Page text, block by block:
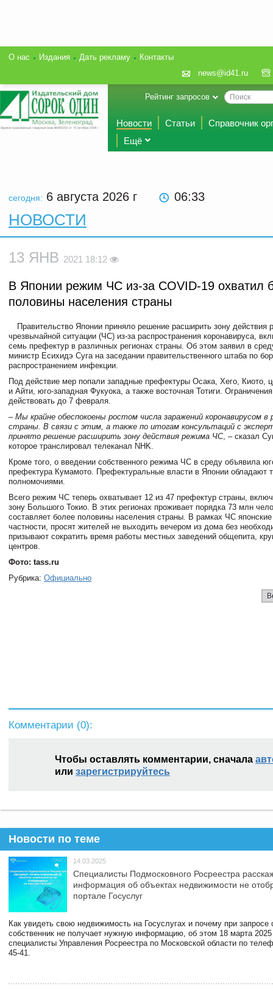
О нас Издания Дать рекламу
Контакты
news@id41.ru
Рейтинг запросов
Новости Статьи
Справочник
Ещё
сегодня: 6 августа 2026 г 06 33
НОВОСТИ
13 ЯНВ 2021 18:12
В Японии режим ЧС из-за COVID-19 охватил
половины населения страны
Правительство Японии приняло решение расширить зону действия
чрезвычайной ситуации (ЧС) из-за распространения коронавируса,
семь префектур в различных регионах страны. Об этом заявил в
министр Есихидэ Суга на заседании правительственного штаба по
распространением инфекции.
Под действие мер попали западные префектуры Осака, Хего, Киото,
и Айти, юго-западная Фукуока, а также восточная Тотиги.
действовать до 7 февраля.
– Мы крайне обеспокоены ростом числа заражений коронавирусом в
страны. В связи с этим, а также по итогам консультаций с
принято решение расширить зону действия режима ЧС, – сказал
которое транслировал телеканал NHK.
Кроме того, о введении собственного режима ЧС в среду объявила
префектура Кумамото. Префектуральные власти в Японии обладают
полномочиями.
Всего режим ЧС теперь охватывает 12 из 47 префектур страны,
зону Большого Токио. В этих регионах проживает порядка 73 млн
составляет более половины населения страны. В рамках ЧС
частности, просят жителей не выходить вечером из дома без
призывают сократить время работы местных заведений общепита,
центров.
Фото: tass.ru
Рубрика: Официально
Комментарии (0):
Чтобы оставлять комментарии, сначала
или зарегистрируйтесь
Новости по теме
14.03.2025
Специалисты Подмосковного Росреестра
информация об объектах недвижимости не
портале Госуслуг
Как увидеть свою недвижимость на Госуслугах и почему при запросе
собственник не получает нужную информацию, об этом 18 марта 2025
специалисты Управления Росреестра по Московской области по
45-41.